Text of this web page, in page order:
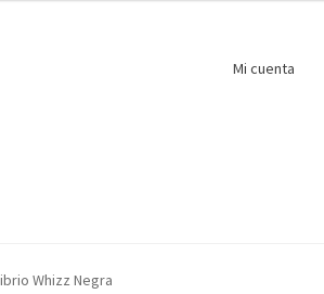
Mi cuenta
Whizz Negra